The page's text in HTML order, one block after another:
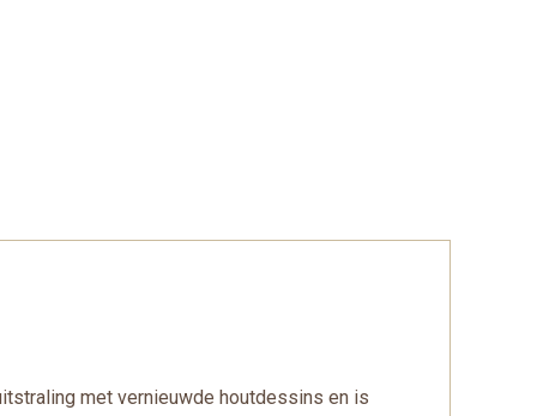
met vernieuwde houtdessins en is